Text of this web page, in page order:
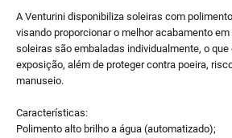
A Venturini disponibiliza soleiras com
visando proporcionar o melhor acabamento
soleiras são embaladas individualmente, o
exposição, além de proteger contra poeira,
manuseio.
Características:
Polimento alto brilho a água (automatizado);